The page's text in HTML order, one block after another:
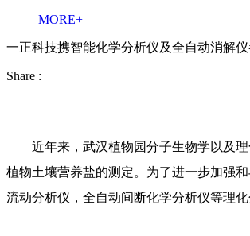
MORE+
一正科技携智能化学分析仪及全自动消解
Share :
近年来，武汉植物园分子生物学以及
植物土壤营养盐的测定。为了进一步加强
流动分析仪，全自动间断化学分析仪等理